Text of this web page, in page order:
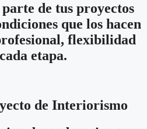
de tus proyectos
que los hacen
flexibilidad
etapa.
de Interiorismo